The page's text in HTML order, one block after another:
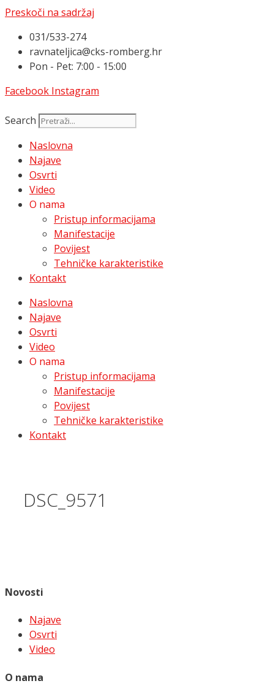
Preskoči na sadržaj
031/533-274
ravnateljica@cks-romberg.hr
Pon - Pet: 7:00 - 15:00
Facebook Instagram
Search
Naslovna
Najave
Osvrti
Video
O nama
Pristup informacijama
Manifestacije
Povijest
Tehničke karakteristike
Kontakt
Naslovna
Najave
Osvrti
Video
O nama
Pristup informacijama
Manifestacije
Povijest
Tehničke karakteristike
Kontakt
DSC_9571
Novosti
Najave
Osvrti
Video
O nama